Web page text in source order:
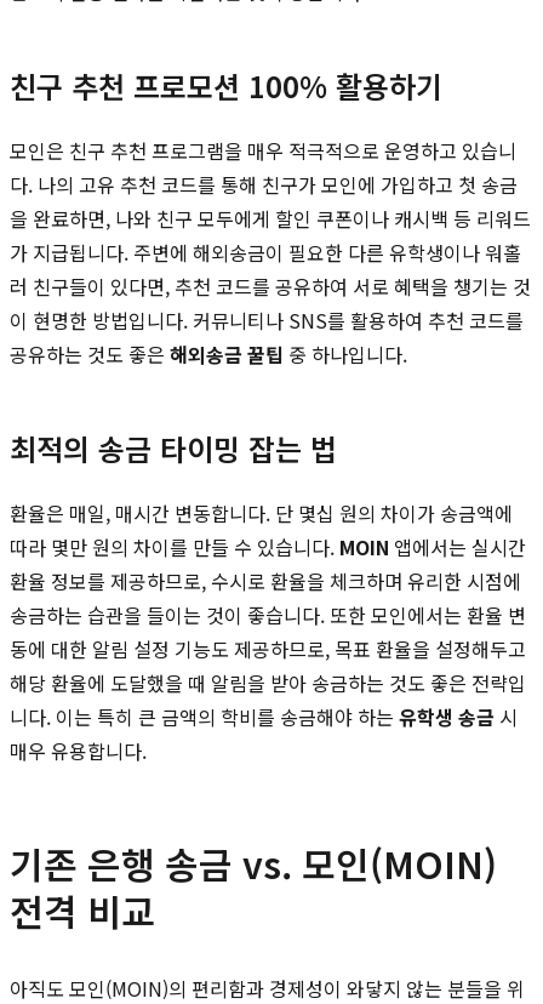
친구 추천 프로모션 100% 활용하기
모인은 친구 추천 프로그램을 매우 적극적으로 운영하고 있습니
다. 나의 고유 추천 코드를 통해 친구가 모인에 가입하고 첫 송금
을 완료하면, 나와 친구 모두에게 할인 쿠폰이나 캐시백 등 리워드
가 지급됩니다. 주변에 해외송금이 필요한 다른 유학생이나 워홀
러 친구들이 있다면, 추천 코드를 공유하여 서로 혜택을 챙기는 것
이 현명한 방법입니다. 커뮤니티나 SNS를 활용하여 추천 코드를
공유하는 것도 좋은 해외송금 꿀팁 중 하나입니다.
최적의 송금 타이밍 잡는 법
환율은 매일, 매시간 변동합니다. 단 몇십 원의 차이가 송금액에
따라 몇만 원의 차이를 만들 수 있습니다. MOIN 앱에서는 실시간
환율 정보를 제공하므로, 수시로 환율을 체크하며 유리한 시점에
송금하는 습관을 들이는 것이 좋습니다. 또한 모인에서는 환율 변
동에 대한 알림 설정 기능도 제공하므로, 목표 환율을 설정해두고
해당 환율에 도달했을 때 알림을 받아 송금하는 것도 좋은 전략입
니다. 이는 특히 큰 금액의 학비를 송금해야 하는 유학생 송금 시
매우 유용합니다.
기존 은행 송금 vs. 모인(MOIN)
전격 비교
아직도 모인(MOIN)의 편리함과 경제성이 와닿지 않는 분들을 위